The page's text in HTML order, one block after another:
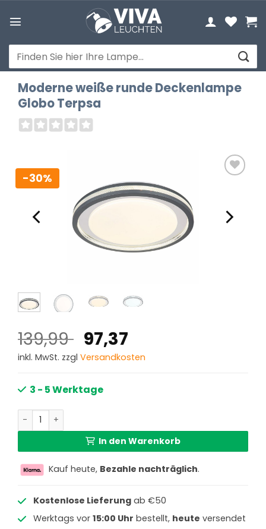
Inhalt
Suchen
nach:
Moderne weiße runde Deckenlampe
Globo Terpsa
-30%
139,99 Ursprünglicher
Preis
139,99 €
97,37
Preis
inkl. MwSt. zzgl Versandkosten
3 - 5 Werktage
Moderne weiße runde Deckenlampe Globo Terpsa Menge
In den Warenkorb
Kauf heute, Bezahle nachträglich.
Kostenlose Lieferungab €50
Werktags vor 15:00 Uhr bestellt, heute versendet